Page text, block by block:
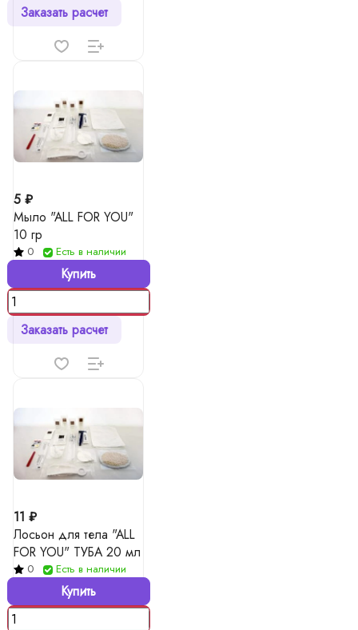
Заказать расчет
5 ₽
Мыло "ALL FOR YOU"
10 гр
0 Есть в наличии
Купить
Заказать расчет
11 ₽
Лосьон для тела "ALL
FOR YOU" ТУБА 20 мл
0 Есть в наличии
Купить